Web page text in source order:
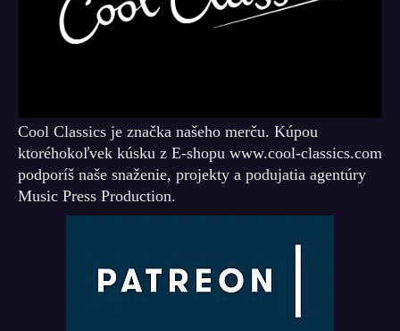
Cool Classics je značka našeho merču. Kúpou
ktoréhokoľvek kúsku z E-shopu www.cool-classics.com
podporíš naše snaženie, projekty a podujatia agentúry
Music Press Production.